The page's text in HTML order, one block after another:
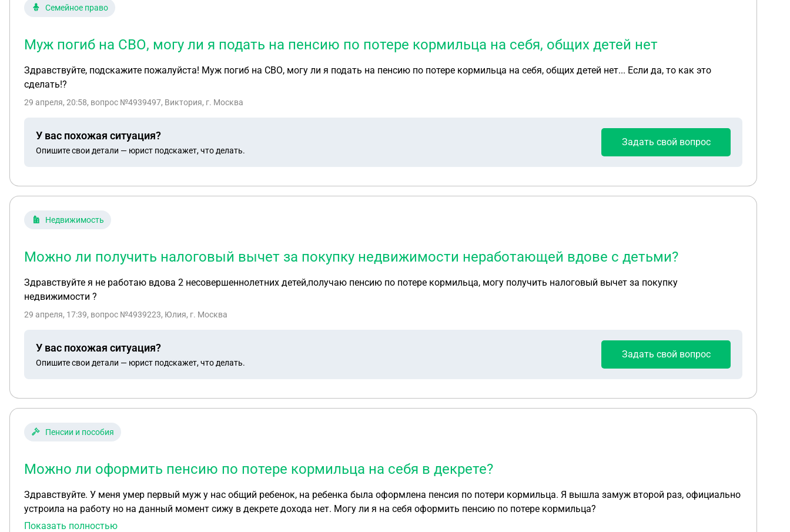
Семейное право
Муж погиб на СВО, могу ли я подать на пенсию по потере кормильца на себя, общих детей нет
Здравствуйте, подскажите пожалуйста! Муж погиб на СВО, могу ли я подать на пенсию по потере кормильца на себя, общих детей нет... Если да, то как это
сделать!?
29 апреля, 20:58, вопрос №4939497, Виктория, г. Москва
У вас похожая ситуация?
Опишите свои детали — юрист подскажет, что делать.
Задать свой вопрос
Недвижимость
Можно ли получить налоговый вычет за покупку недвижимости неработающей вдове с детьми?
Здравствуйте я не работаю вдова 2 несовершеннолетних детей,получаю пенсию по потере кормильца, могу получить налоговый вычет за покупку
недвижимости ?
29 апреля, 17:39, вопрос №4939223, Юлия, г. Москва
У вас похожая ситуация?
Опишите свои детали — юрист подскажет, что делать.
Задать свой вопрос
Пенсии и пособия
Можно ли оформить пенсию по потере кормильца на себя в декрете?
Здравствуйте. У меня умер первый муж у нас общий ребенок, на ребенка была оформлена пенсия по потери кормильца. Я вышла замуж второй раз, официально
устроила на работу но на данный момент сижу в декрете дохода нет. Могу ли я на себя оформить пенсию по потере кормильца?
Показать полностью